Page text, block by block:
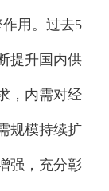
用。过去5
提升国内供
，内需对经
规模持续扩
强，充分彰